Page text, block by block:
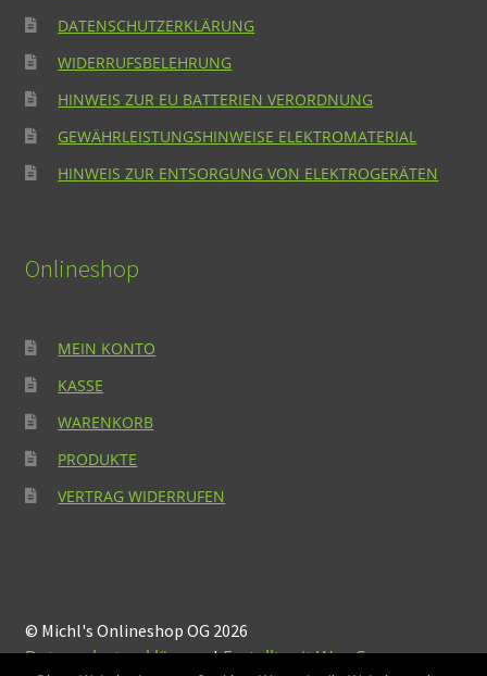
DATENSCHUTZERKLÄRUNG
WIDERRUFSBELEHRUNG
HINWEIS ZUR EU BATTERIEN VERORDNUNG
GEWÄHRLEISTUNGSHINWEISE ELEKTROMATERIAL
HINWEIS ZUR ENTSORGUNG VON ELEKTROGERÄTEN
Onlineshop
MEIN KONTO
KASSE
WARENKORB
PRODUKTE
VERTRAG WIDERRUFEN
© Michl's Onlineshop OG 2026
Datenschutzerklärung Erstellt mit WooCommerce.